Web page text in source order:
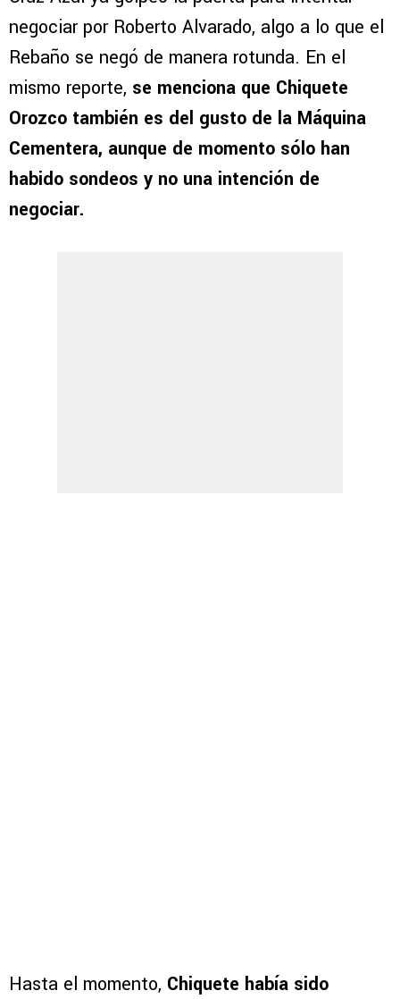
negociar por Roberto Alvarado, algo a lo que el
Rebaño se negó de manera rotunda. En el
mismo reporte, se menciona que Chiquete
Orozco también es del gusto de la Máquina
Cementera, aunque de momento sólo han
habido sondeos y no una intención de
negociar.
Hasta el momento, Chiquete había sido